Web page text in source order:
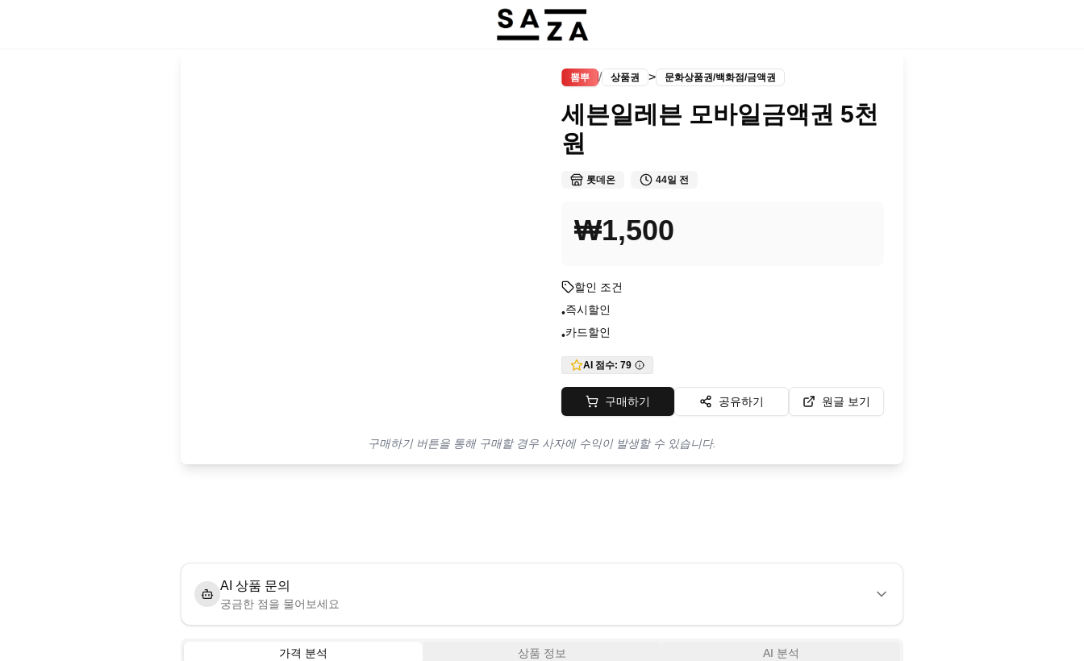
뽐뿌 / 상품권 > 문화상품권/백화점/금액권
세븐일레븐 모바일금액권 5천
원
롯데온 44일 전
₩1,500
할인 조건
•즉시할인
•카드할인
AI 점수: 79
구매하기 공유하기 원글 보기
구매하기 버튼을 통해 구매할 경우 사자에 수익이 발생할 수 있습니다.
AI 상품 문의
궁금한 점을 물어보세요
가격 분석 상품 정보 AI 분석